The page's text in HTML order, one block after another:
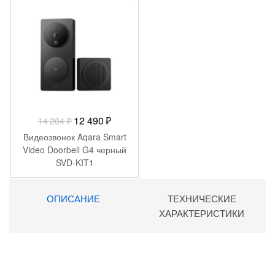
14 204₽ Первоначальная
цена
составляла
14
204 ₽.
12 490₽Текущая
цена:
12
Видеозвонок Aqara Smart
Video Doorbell G4 черный
SVD-KIT1
ОПИСАНИЕ
ТЕХНИЧЕСКИЕ
ХАРАКТЕРИСТИКИ